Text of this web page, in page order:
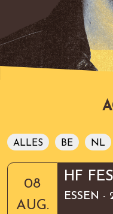
ALLES BE NL
08
AUG.
HF
ESSEN -